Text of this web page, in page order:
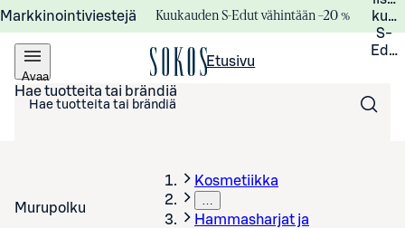
Markkinointiviestejä Kuukauden S-Edut vähintään –20 %
S-
Avaa
valikko
Etusivu
Hae tuotteita tai brändiä
Murupolku
Kosmetiikka
…
Hammasharjat ja